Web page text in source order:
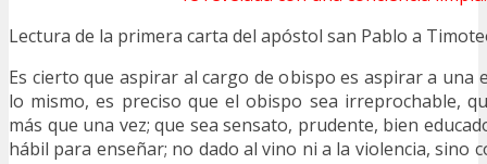
Lectura de la primera carta del apóstol san Pablo a
Es cierto que aspirar al cargo de obispo es aspirar a una
lo mismo, es preciso que el obispo sea irreprochable,
más que una vez; que sea sensato, prudente, bien
hábil para enseñar; no dado al vino ni a la violencia, sino